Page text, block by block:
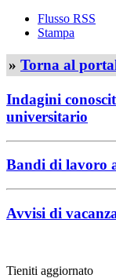
Flusso RSS
Stampa
» Torna al
Indagini
universitario
Bandi di lavoro
Avvisi di
Tieniti aggiornato